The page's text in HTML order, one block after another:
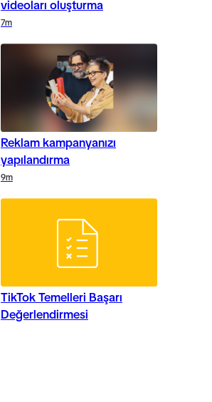
videoları oluşturma
7m
Reklam kampanyanızı
yapılandırma
9m
TikTok Temelleri Başarı
Değerlendirmesi